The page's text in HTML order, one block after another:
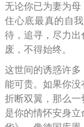
无论你已为妻为
住心底最真的自
待，追寻，尽力
废，不得始终。
这世间的诱惑许
能可贵。如果你
折断双翼，那么一
是你的情怀安身